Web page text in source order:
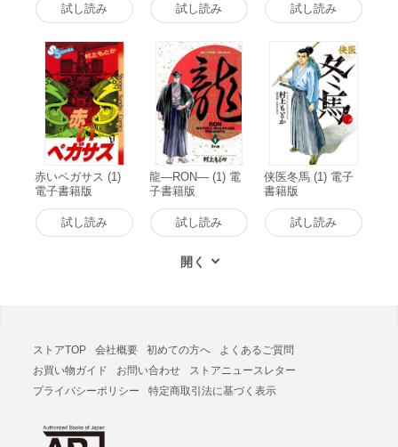
試し読み 試し読み 試し読み
赤いペガサス (1)
電子書籍版
試し読み
龍―RON― (1) 電
子書籍版
試し読み
侠医冬馬 (1) 電子
書籍版
試し読み
ストアTOP 会社概要 初めての方へ
よくあるご質問
お買い物ガイド
お問い合わせ
ストアニュースレター
プライバシーポリシー
特定商取引法に基づく表示